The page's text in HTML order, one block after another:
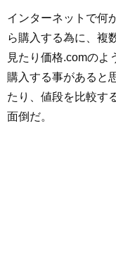
インターネットで何
ら購入する為に、複
見たり価格.comのよ
購入する事があると
たり、値段を比較す
面倒だ。